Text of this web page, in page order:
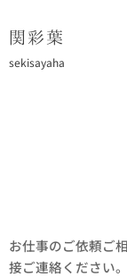
関彩葉
sekisayaha
お仕事のご依頼ご
接ご連絡ください。